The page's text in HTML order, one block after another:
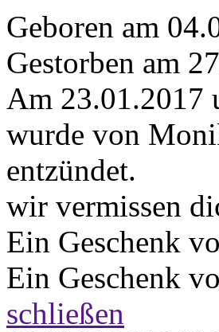
Geboren am
Gestorben am
Am 23.01.2017
wurde von
entzündet.
wir vermissen
Ein Geschenk
Ein Geschenk
schließen